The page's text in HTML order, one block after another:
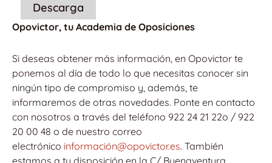
Descarga
Opovictor, tu Academia de Oposiciones
Si deseas obtener más información, en Opovictor te
ponemos al día de todo lo que necesitas conocer sin
ningún tipo de compromiso y, además, te
informaremos de otras novedades. Ponte en contacto
con nosotros a través del teléfono 922 24 21 22o / 922
20 00 48 o de nuestro correo
electrónico información@opovictor.es. También